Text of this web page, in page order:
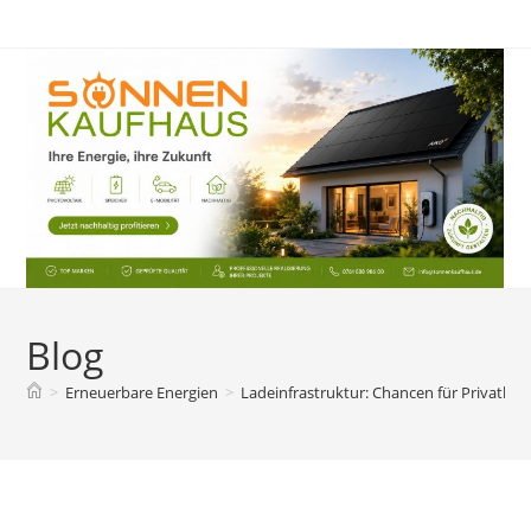
Blog
> Erneuerbare Energien > Ladeinfrastruktur: Chancen für